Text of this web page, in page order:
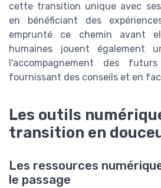
cette transition unique avec
en bénéficiant des
emprunté ce chemin avant
humaines jouent également
l'accompagnement des
fournissant des conseils et en
Les outils
transition en
Les ressources
le passage